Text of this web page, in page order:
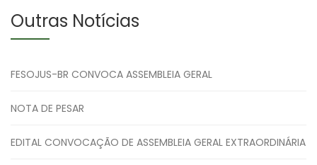
Outras Notícias
FESOJUS-BR CONVOCA ASSEMBLEIA GERAL
NOTA DE PESAR
EDITAL CONVOCAÇÃO DE ASSEMBLEIA GERAL EXTRAORDINÁRIA